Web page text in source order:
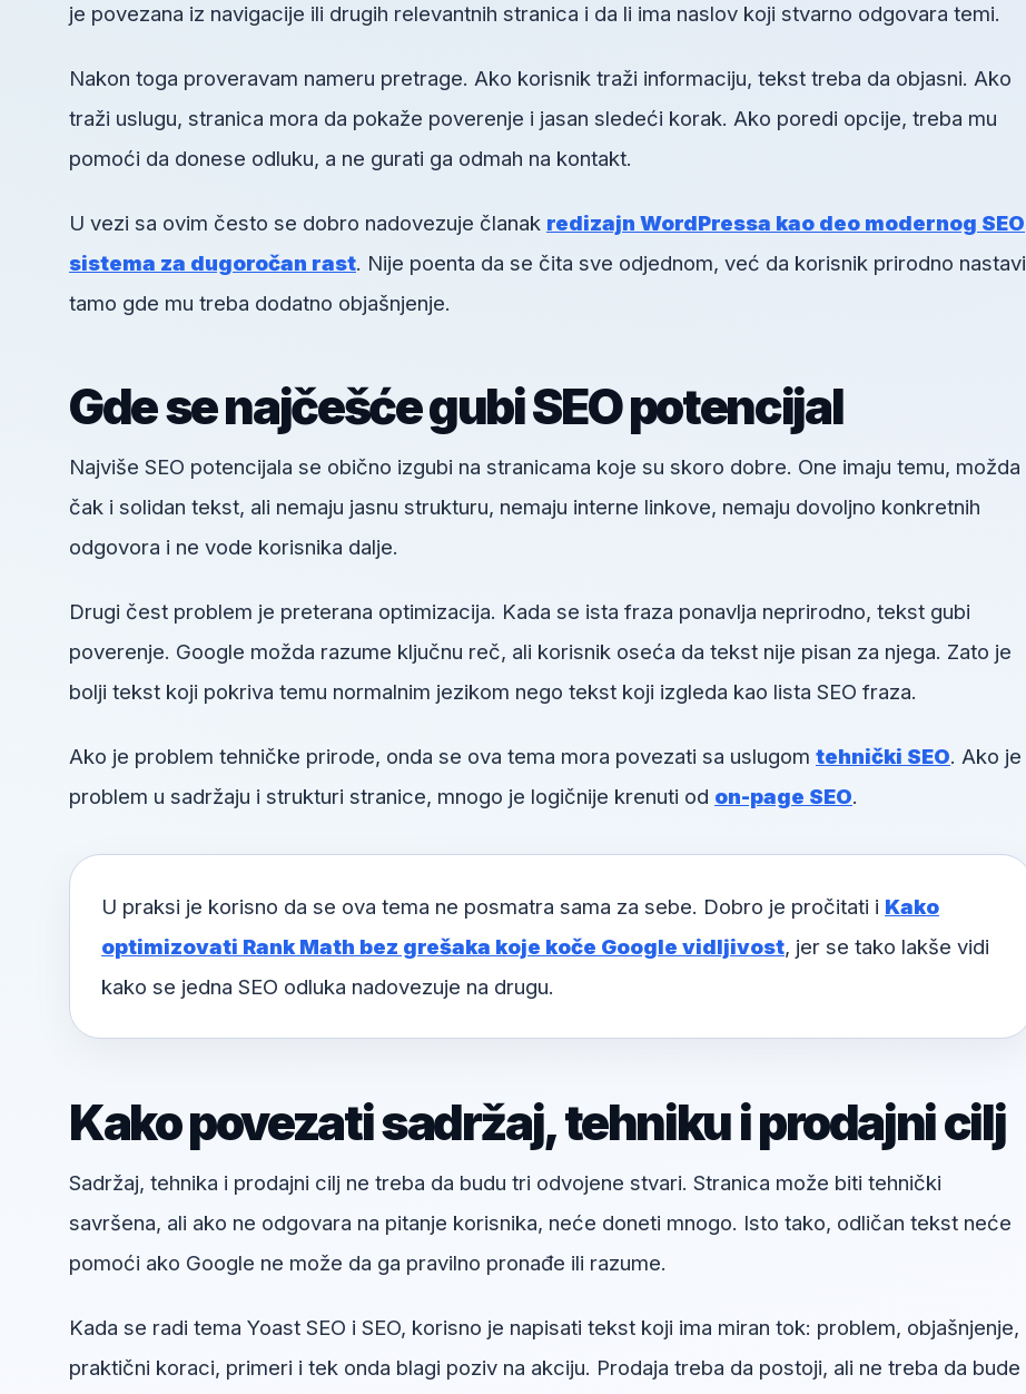
je povezana iz navigacije ili drugih relevantnih stranica i da li ima naslov koji stvarno odgovara temi.
Nakon toga proveravam nameru pretrage. Ako korisnik traži informaciju, tekst treba da objasni. Ako
traži uslugu, stranica mora da pokaže poverenje i jasan sledeći korak. Ako poredi opcije, treba mu
pomoći da donese odluku, a ne gurati ga odmah na kontakt.
U vezi sa ovim često se dobro nadovezuje članak redizajn WordPressa kao deo modernog SEO
sistema za dugoročan rast. Nije poenta da se čita sve odjednom, već da korisnik prirodno nastavi
tamo gde mu treba dodatno objašnjenje.
Gde se najčešće gubi SEO potencijal
Najviše SEO potencijala se obično izgubi na stranicama koje su skoro dobre. One imaju temu, možda
čak i solidan tekst, ali nemaju jasnu strukturu, nemaju interne linkove, nemaju dovoljno konkretnih
odgovora i ne vode korisnika dalje.
Drugi čest problem je preterana optimizacija. Kada se ista fraza ponavlja neprirodno, tekst gubi
poverenje. Google možda razume ključnu reč, ali korisnik oseća da tekst nije pisan za njega. Zato je
bolji tekst koji pokriva temu normalnim jezikom nego tekst koji izgleda kao lista SEO fraza.
Ako je problem tehničke prirode, onda se ova tema mora povezati sa uslugom tehnički SEO. Ako je
problem u sadržaju i strukturi stranice, mnogo je logičnije krenuti od on-page SEO.
U praksi je korisno da se ova tema ne posmatra sama za sebe. Dobro je pročitati i Kako
optimizovati Rank Math bez grešaka koje koče Google vidljivost, jer se tako lakše vidi
kako se jedna SEO odluka nadovezuje na drugu.
Kako povezati sadržaj, tehniku i prodajni cilj
Sadržaj, tehnika i prodajni cilj ne treba da budu tri odvojene stvari. Stranica može biti tehnički
savršena, ali ako ne odgovara na pitanje korisnika, neće doneti mnogo. Isto tako, odličan tekst neće
pomoći ako Google ne može da ga pravilno pronađe ili razume.
Kada se radi tema Yoast SEO i SEO, korisno je napisati tekst koji ima miran tok: problem, objašnjenje,
praktični koraci, primeri i tek onda blagi poziv na akciju. Prodaja treba da postoji, ali ne treba da bude